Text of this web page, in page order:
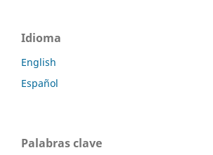
Idioma
English
Español
Palabras clave